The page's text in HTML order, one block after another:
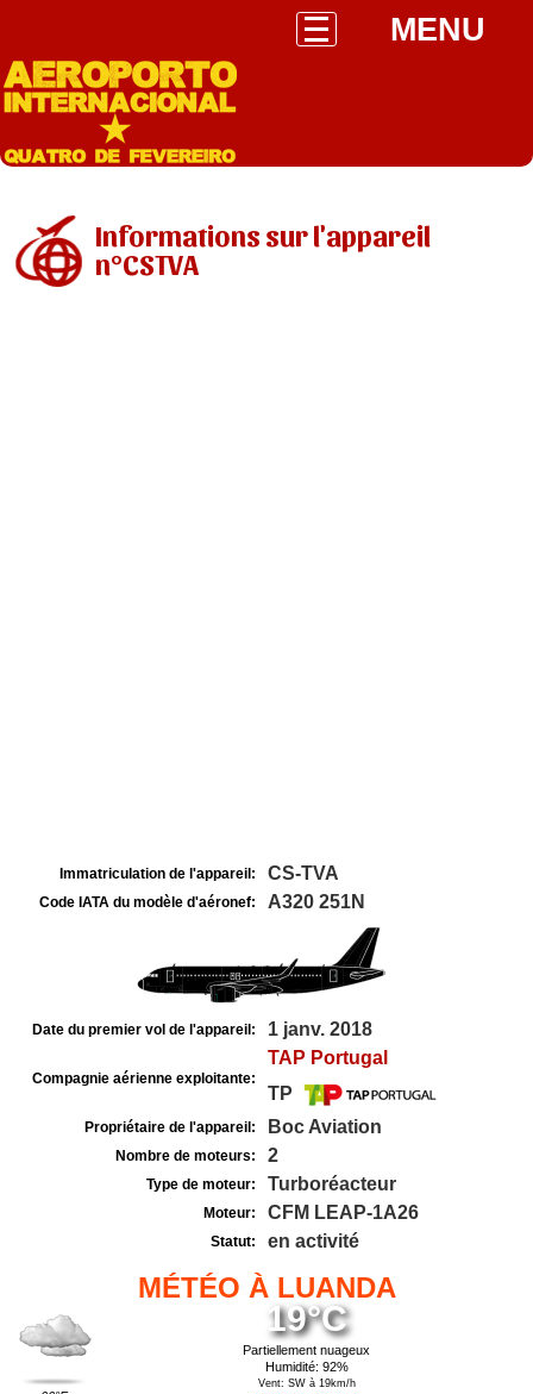
MENU
Informations sur l'appareil
n°CSTVA
Immatriculation de l'appareil: CS-TVA
Code IATA du modèle d'aéronef: A320 251N
Date du premier vol de l'appareil: 1 janv. 2018
Compagnie aérienne exploitante:
TAP Portugal
TP
Propriétaire de l'appareil: Boc Aviation
Nombre de moteurs: 2
Type de moteur: Turboréacteur
Moteur: CFM LEAP-1A26
Statut: en activité
MÉTÉO À LUANDA
19°C
Partiellement nuageux
Humidité: 92%
Vent: SW à 19km/h